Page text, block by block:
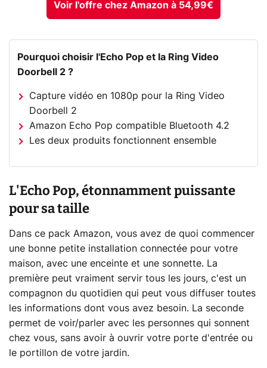
Voir l'offre chez Amazon à 54,99€
Pourquoi choisir l'Echo Pop et la Ring Video
Doorbell 2 ?
Capture vidéo en 1080p pour la Ring Video
Doorbell 2
Amazon Echo Pop compatible Bluetooth 4.2
Les deux produits fonctionnent ensemble
L'Echo Pop, étonnamment puissante
pour sa taille
Dans ce pack Amazon, vous avez de quoi commencer
une bonne petite installation connectée pour votre
maison, avec une enceinte et une sonnette. La
première peut vraiment servir tous les jours, c'est un
compagnon du quotidien qui peut vous diffuser toutes
les informations dont vous avez besoin. La seconde
permet de voir/parler avec les personnes qui sonnent
chez vous, sans avoir à ouvrir votre porte d'entrée ou
le portillon de votre jardin.